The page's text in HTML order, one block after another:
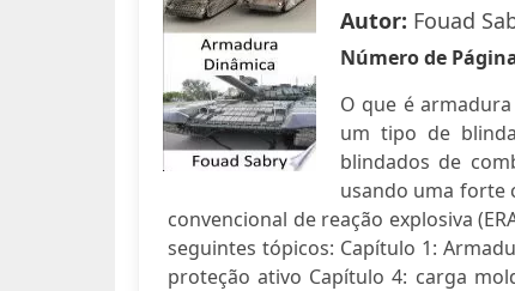
Autor: Fouad
Número de
O que é
um tipo de
blindados de
usando uma forte
convencional de reação explosiva
seguintes tópicos: Capítulo 1:
proteção ativo Capítulo 4: carga